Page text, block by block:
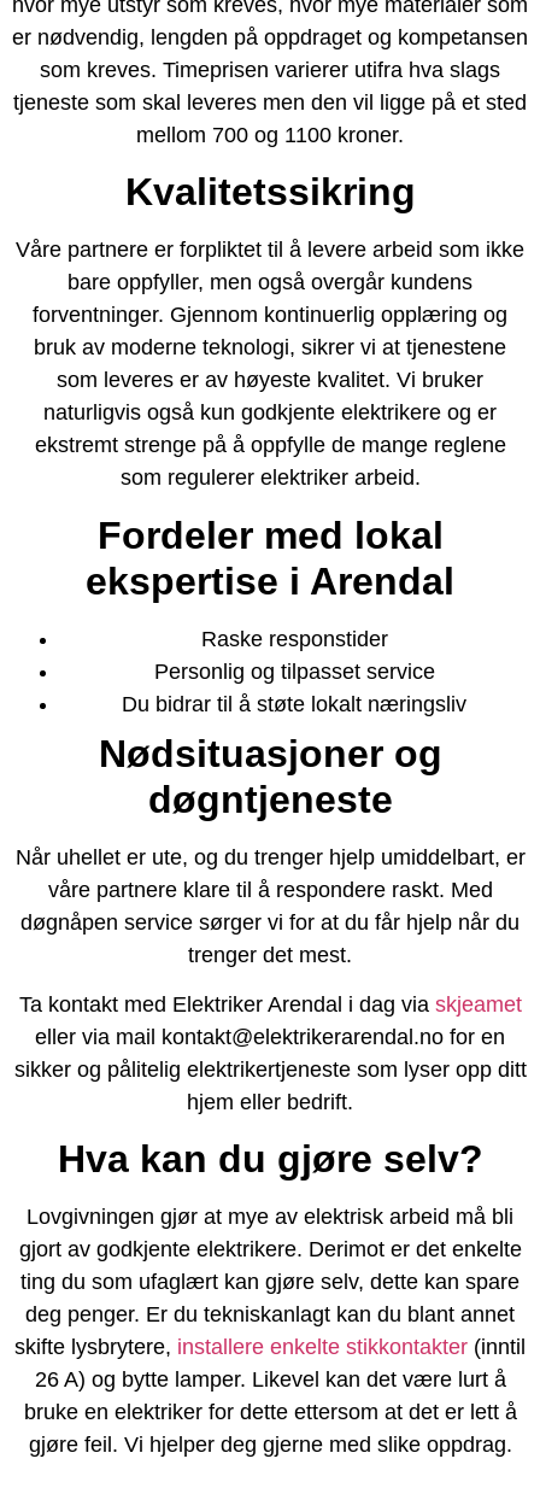
er nødvendig, lengden på oppdraget og kompetansen
som kreves. Timeprisen varierer utifra hva slags
tjeneste som skal leveres men den vil ligge på et sted
mellom 700 og 1100 kroner.
Kvalitetssikring
Våre partnere er forpliktet til å levere arbeid som ikke
bare oppfyller, men også overgår kundens
forventninger. Gjennom kontinuerlig opplæring og
bruk av moderne teknologi, sikrer vi at tjenestene
som leveres er av høyeste kvalitet. Vi bruker
naturligvis også kun godkjente elektrikere og er
ekstremt strenge på å oppfylle de mange reglene
som regulerer elektriker arbeid.
Fordeler med lokal
ekspertise i Arendal
Raske responstider
Personlig og tilpasset service
Du bidrar til å støte lokalt næringsliv
Nødsituasjoner og
døgntjeneste
Når uhellet er ute, og du trenger hjelp umiddelbart, er
våre partnere klare til å respondere raskt. Med
døgnåpen service sørger vi for at du får hjelp når du
trenger det mest.
Ta kontakt med Elektriker Arendal i dag via skjeamet
eller via mail kontakt@elektrikerarendal.no for en
sikker og pålitelig elektrikertjeneste som lyser opp ditt
hjem eller bedrift.
Hva kan du gjøre selv?
Lovgivningen gjør at mye av elektrisk arbeid må bli
gjort av godkjente elektrikere. Derimot er det enkelte
ting du som ufaglært kan gjøre selv, dette kan spare
deg penger. Er du tekniskanlagt kan du blant annet
skifte lysbrytere, installere enkelte stikkontakter (inntil
26 A) og bytte lamper. Likevel kan det være lurt å
bruke en elektriker for dette ettersom at det er lett å
gjøre feil. Vi hjelper deg gjerne med slike oppdrag.